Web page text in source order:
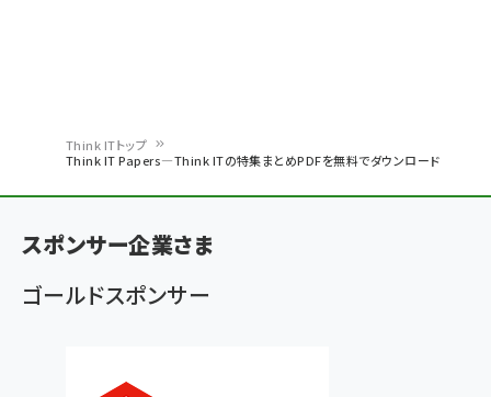
パ
く
ず
Think ITトップ
Think IT Papers―Think ITの特集まとめPDFを無料でダウンロード
スポンサー企業さま
ゴールドスポンサー